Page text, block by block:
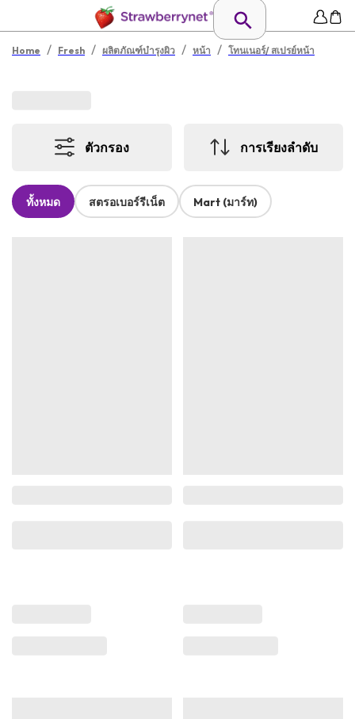
Home / Fresh / ผลิตภัณฑ์บำรุงผิว / หน้า / โทนเนอร์/ สเปรย์หน้า
ตัวกรอง การเรียงลำดับ
ทั้งหมด สตรอเบอร์รีเน็ต Mart (มาร์ท)